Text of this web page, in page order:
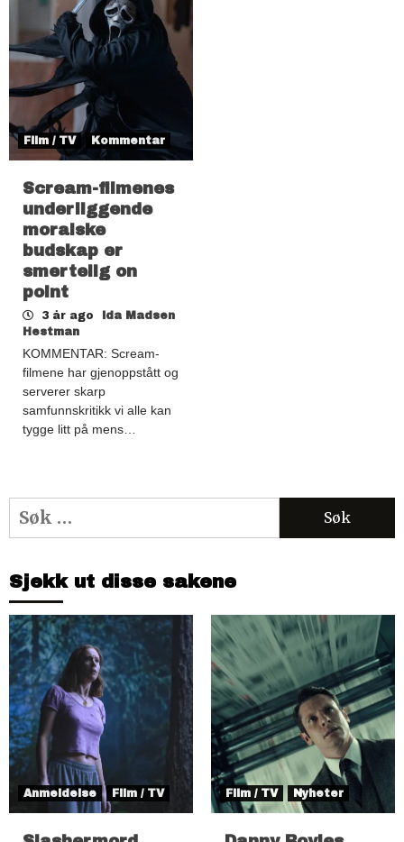
Film / TV Kommentar
Scream-filmenes
underliggende
moralske
budskap er
smertelig on
point
3 år ago
Ida Madsen
Hestman
KOMMENTAR: Scream-
filmene har gjenoppstått og
serverer skarp
samfunnskritikk vi alle kan
tygge litt på mens…
Søk
etter:
Sjekk ut disse sakene
Anmeldelse Film / TV Film / TV Nyheter